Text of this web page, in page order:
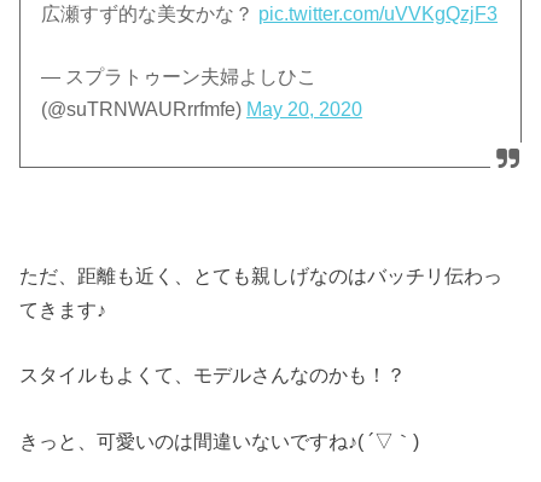
広瀬すず的な美女かな？ pic.twitter.com/uVVKgQzjF3
— スプラトゥーン夫婦よしひこ
(@suTRNWAURrrfmfe) May 20, 2020
ただ、距離も近く、とても親しげなのはバッチリ伝わっ
てきます♪
スタイルもよくて、モデルさんなのかも！？
きっと、可愛いのは間違いないですね♪( ´▽｀)